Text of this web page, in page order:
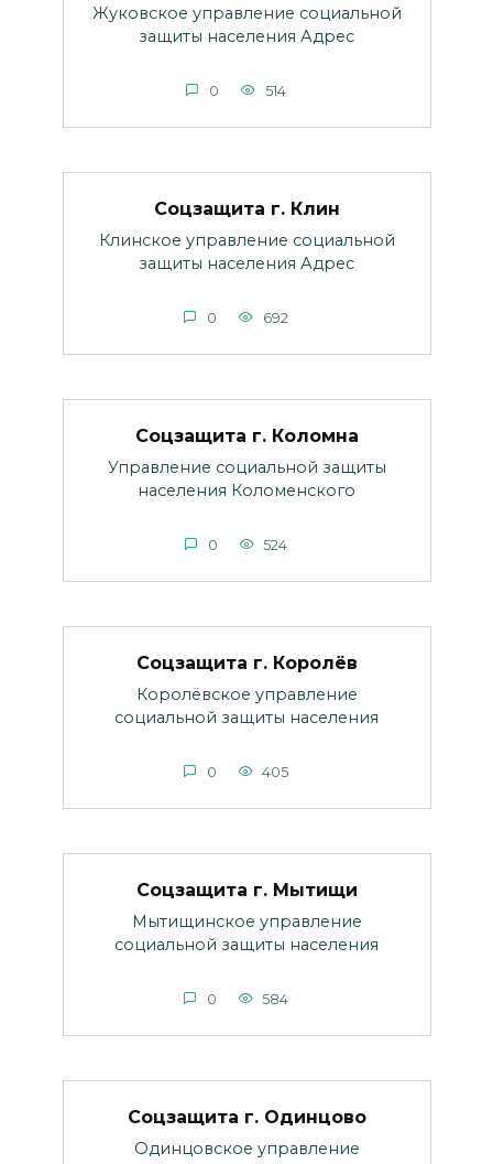
Жуковское управление социальной
защиты населения Адрес
0 514
Соцзащита г. Клин
Клинское управление социальной
защиты населения Адрес
0 692
Соцзащита г. Коломна
Управление социальной защиты
населения Коломенского
0 524
Соцзащита г. Королёв
Королёвское управление
социальной защиты населения
0 405
Соцзащита г. Мытищи
Мытищинское управление
социальной защиты населения
0 584
Соцзащита г. Одинцово
Одинцовское управление